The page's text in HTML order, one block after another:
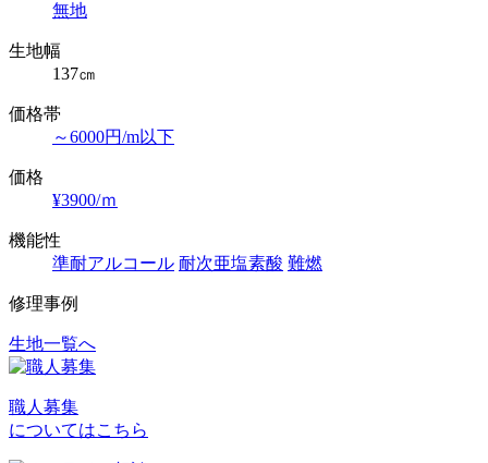
無地
生地幅
137㎝
価格帯
～6000円/m以下
価格
¥3900/ｍ
機能性
準耐アルコール 耐次亜塩素酸 難燃
修理事例
投
ナ
ビ
生地一覧へ
職人募集
についてはこちら